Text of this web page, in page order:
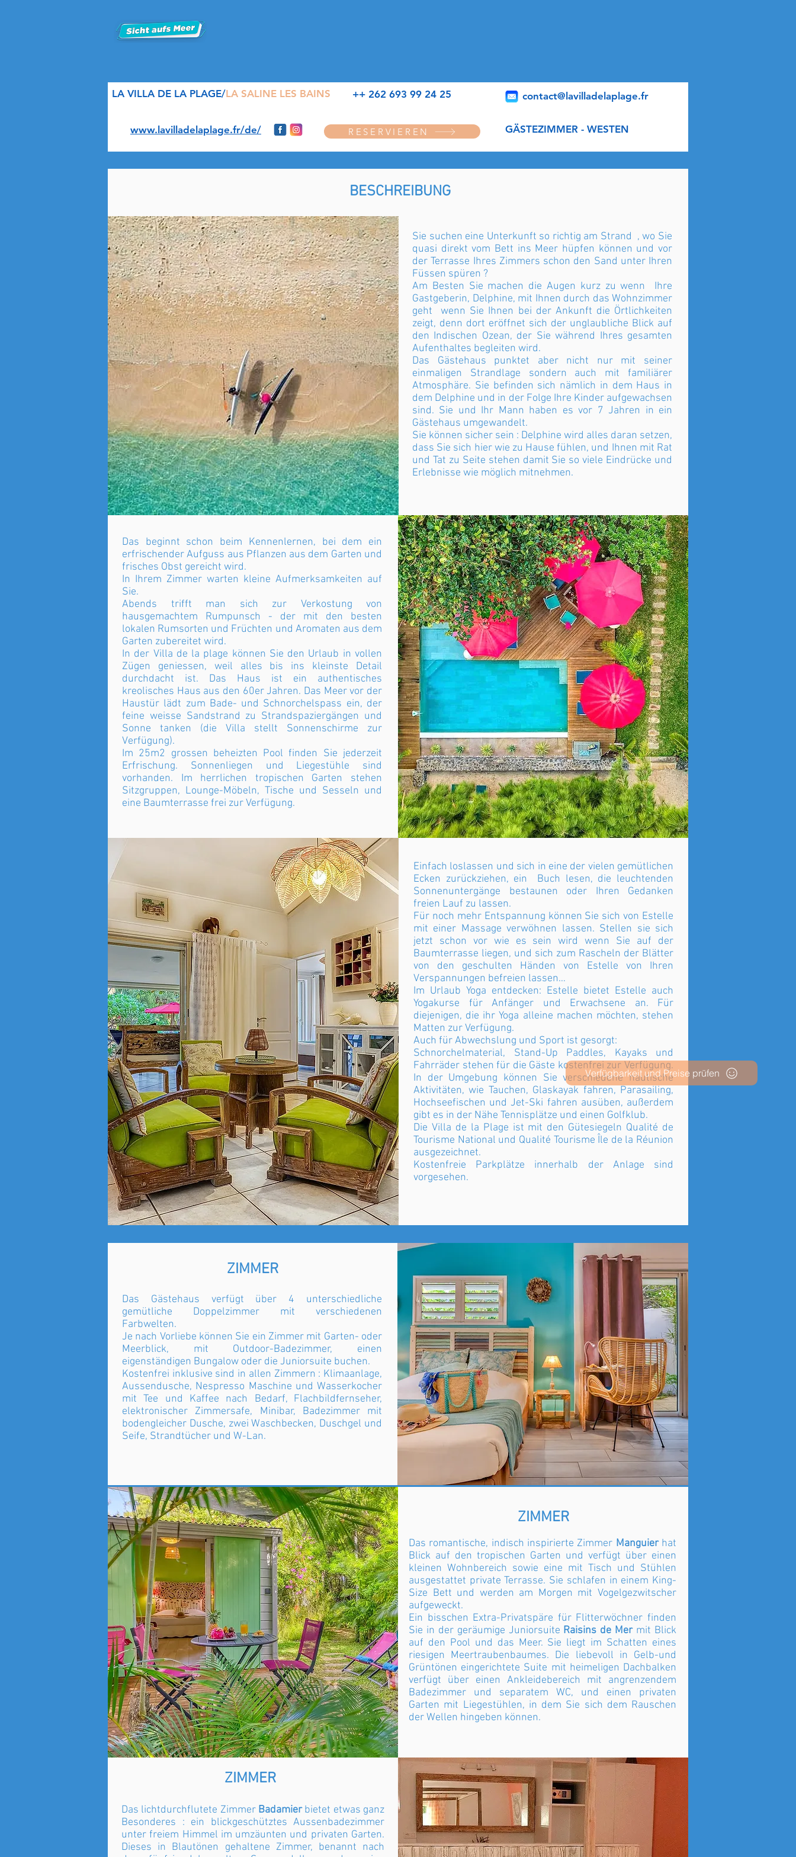
Verfügbarkeit und Preise prüfen
LA VILLA DE LA PLAGE/LA SALINE LES BAINS ++ 262 693 99 24 25
www.lavilladelaplage.fr/de/ RESERVIEREN
contact@lavilladelaplage.fr
GÄSTEZIMMER - WESTEN
BESCHREIBUNG
Sie suchen eine Unterkunft so richtig am Strand , wo Sie
quasi direkt vom Bett ins Meer hüpfen können und vor
der Terrasse Ihres Zimmers schon den Sand unter Ihren
Füssen spüren ?
Am Besten Sie machen die Augen kurz zu wenn Ihre
Gastgeberin, Delphine, mit Ihnen durch das Wohnzimmer
geht wenn Sie Ihnen bei der Ankunft die Örtlichkeiten
zeigt, denn dort eröffnet sich der unglaubliche Blick auf
den Indischen Ozean, der Sie während Ihres gesamten
Aufenthaltes begleiten wird.
Das Gästehaus punktet aber nicht nur mit seiner
einmaligen Strandlage sondern auch mit familiärer
Atmosphäre. Sie befinden sich nämlich in dem Haus in
dem Delphine und in der Folge Ihre Kinder aufgewachsen
sind. Sie und Ihr Mann haben es vor 7 Jahren in ein
Gästehaus umgewandelt.
Sie können sicher sein : Delphine wird alles daran setzen,
dass Sie sich hier wie zu Hause fühlen, und Ihnen mit Rat
und Tat zu Seite stehen damit Sie so viele Eindrücke und
Erlebnisse wie möglich mitnehmen.
Das beginnt schon beim Kennenlernen, bei dem ein
erfrischender Aufguss aus Pflanzen aus dem Garten und
frisches Obst gereicht wird.
In Ihrem Zimmer warten kleine Aufmerksamkeiten auf
Sie.
Abends trifft man sich zur Verkostung von
hausgemachtem Rumpunsch - der mit den besten
lokalen Rumsorten und Früchten und Aromaten aus dem
Garten zubereitet wird.
In der Villa de la plage können Sie den Urlaub in vollen
Zügen geniessen, weil alles bis ins kleinste Detail
durchdacht ist. Das Haus ist ein authentisches
kreolisches Haus aus den 60er Jahren. Das Meer vor der
Haustür lädt zum Bade- und Schnorchelspass ein, der
feine weisse Sandstrand zu Strandspaziergängen und
Sonne tanken (die Villa stellt Sonnenschirme zur
Verfügung).
Im 25m2 grossen beheizten Pool finden Sie jederzeit
Erfrischung. Sonnenliegen und Liegestühle sind
vorhanden. Im herrlichen tropischen Garten stehen
Sitzgruppen, Lounge-Möbeln, Tische und Sesseln und
eine Baumterrasse frei zur Verfügung.
Einfach loslassen und sich in eine der vielen gemütlichen
Ecken zurückziehen, ein Buch lesen, die leuchtenden
Sonnenuntergänge bestaunen oder Ihren Gedanken
freien Lauf zu lassen.
Für noch mehr Entspannung können Sie sich von Estelle
mit einer Massage verwöhnen lassen. Stellen sie sich
jetzt schon vor wie es sein wird wenn Sie auf der
Baumterrasse liegen, und sich zum Rascheln der Blätter
von den geschulten Händen von Estelle von Ihren
Verspannungen befreien lassen…
Im Urlaub Yoga entdecken: Estelle bietet Estelle auch
Yogakurse für Anfänger und Erwachsene an. Für
diejenigen, die ihr Yoga alleine machen möchten, stehen
Matten zur Verfügung.
Auch für Abwechslung und Sport ist gesorgt:
Schnorchelmaterial, Stand-Up Paddles, Kayaks und
Fahrräder stehen für die Gäste kostenfrei zur Verfügung.
In der Umgebung können Sie verschiedene nautische
Aktivitäten, wie Tauchen, Glaskayak fahren, Parasailing,
Hochseefischen und Jet-Ski fahren ausüben, außerdem
gibt es in der Nähe Tennisplätze und einen Golfklub.
Die Villa de la Plage ist mit den Gütesiegeln Qualité de
Tourisme National und Qualité Tourisme Île de la Réunion
ausgezeichnet.
Kostenfreie Parkplätze innerhalb der Anlage sind
vorgesehen.
ZIMMER
Das Gästehaus verfügt über 4 unterschiedliche
gemütliche Doppelzimmer mit verschiedenen
Farbwelten.
Je nach Vorliebe können Sie ein Zimmer mit Garten- oder
Meerblick, mit Outdoor-Badezimmer, einen
eigenständigen Bungalow oder die Juniorsuite buchen.
Kostenfrei inklusive sind in allen Zimmern : Klimaanlage,
Aussendusche, Nespresso Maschine und Wasserkocher
mit Tee und Kaffee nach Bedarf, Flachbildfernseher,
elektronischer Zimmersafe, Minibar, Badezimmer mit
bodengleicher Dusche, zwei Waschbecken, Duschgel und
Seife, Strandtücher und W-Lan.
ZIMMER
Das romantische, indisch inspirierte Zimmer Manguierhat
Blick auf den tropischen Garten und verfügt über einen
kleinen Wohnbereich sowie eine mit Tisch und Stühlen
ausgestattet private Terrasse. Sie schlafen in einem King-
Size Bett und werden am Morgen mit Vogelgezwitscher
aufgeweckt.
Ein bisschen Extra-Privatspäre für Flitterwöchner finden
Sie in der geräumige Juniorsuite Raisins de Mermit Blick
auf den Pool und das Meer. Sie liegt im Schatten eines
riesigen Meertraubenbaumes. Die liebevoll in Gelb-und
Grüntönen eingerichtete Suite mit heimeligen Dachbalken
verfügt über einen Ankleidebereich mit angrenzendem
Badezimmer und separatem WC, und einen privaten
Garten mit Liegestühlen, in dem Sie sich dem Rauschen
der Wellen hingeben können.
ZIMMER
Das lichtdurchflutete Zimmer Badamierbietet etwas ganz
Besonderes : ein blickgeschütztes Aussenbadezimmer
unter freiem Himmel im umzäunten und privaten Garten.
Dieses in Blautönen gehaltene Zimmer, benannt nach